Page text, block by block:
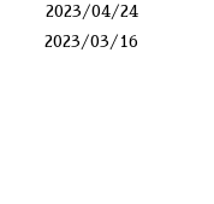
2023/04/24
2023/03/16